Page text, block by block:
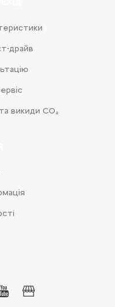
драйв
викиди CO₂
youtubebusiness